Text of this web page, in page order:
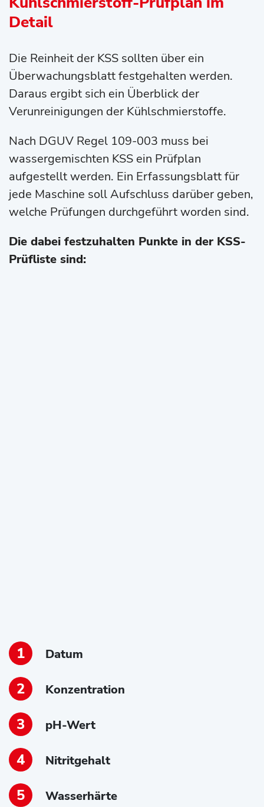
Detail
Die Reinheit der KSS sollten über ein
Überwachungsblatt festgehalten werden.
Daraus ergibt sich ein Überblick der
Verunreinigungen der Kühlschmierstoffe.
Nach DGUV Regel 109-003 muss bei
wassergemischten KSS ein Prüfplan
aufgestellt werden. Ein Erfassungsblatt für
jede Maschine soll Aufschluss darüber geben,
welche Prüfungen durchgeführt worden sind.
Die dabei festzuhalten Punkte in der KSS-
Prüfliste sind:
Datum
Konzentration
pH-Wert
Nitritgehalt
Wasserhärte